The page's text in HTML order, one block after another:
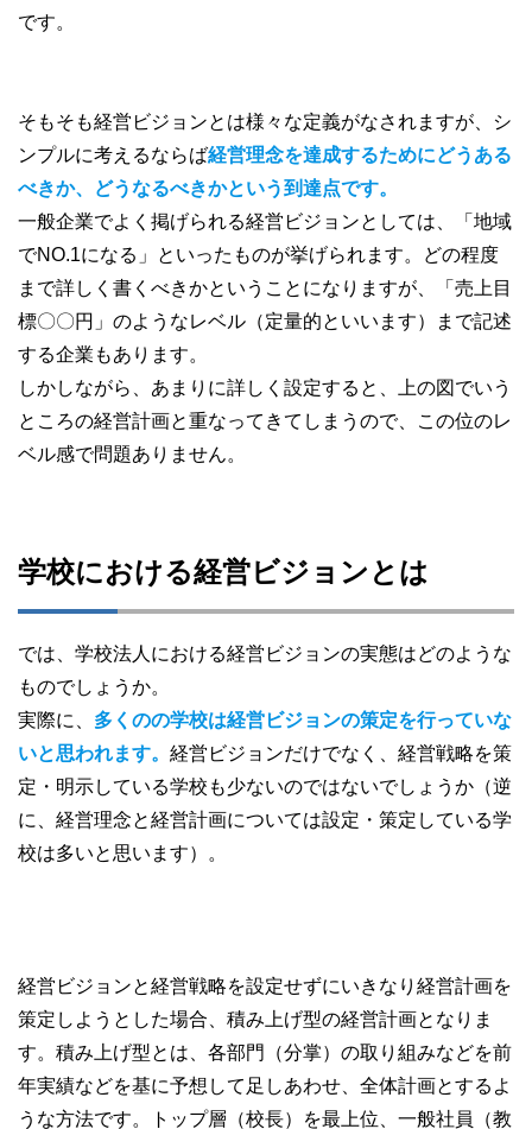
です。
そもそも経営ビジョンとは様々な定義がなされますが、シ
ンプルに考えるならば経営理念を達成するためにどうある
べきか、どうなるべきかという到達点です。
一般企業でよく掲げられる経営ビジョンとしては、「地域
でNO.1になる」といったものが挙げられます。どの程度
まで詳しく書くべきかということになりますが、「売上目
標〇〇円」のようなレベル（定量的といいます）まで記述
する企業もあります。
しかしながら、あまりに詳しく設定すると、上の図でいう
ところの経営計画と重なってきてしまうので、この位のレ
ベル感で問題ありません。
学校における経営ビジョンとは
では、学校法人における経営ビジョンの実態はどのような
ものでしょうか。
実際に、 多くのの学校は経営ビジョンの策定を行っていな
いと思われます。 経営ビジョンだけでなく、経営戦略を策
定・明示している学校も少ないのではないでしょうか（逆
に、経営理念と経営計画については設定・策定している学
校は多いと思います）。
経営ビジョンと経営戦略を設定せずにいきなり経営計画を
策定しようとした場合、積み上げ型の経営計画となりま
す。積み上げ型とは、各部門（分掌）の取り組みなどを前
年実績などを基に予想して足しあわせ、全体計画とするよ
うな方法です。トップ層（校長）を最上位、一般社員（教